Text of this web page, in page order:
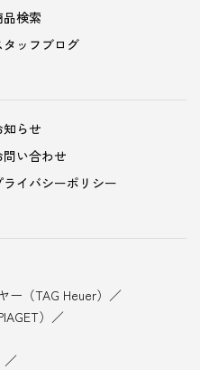
品検索
タッフブログ
知らせ
問い合わせ
ライバシーポリシー
ー（TAG Heuer）
）